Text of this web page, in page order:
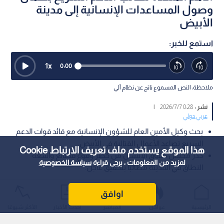
هذا الموقع يستخدم ملف تعريف الارتباط Cookie
لمزيد من المعلومات ، يرجى قراءةسياسة الخصوصية
اوافق
وصول المساعدات الإنسانية إلى مدينة
الأبيض
استمع للخبر:
0:00
1x
ملاحظة: النص المسموع ناتج عن نظام آلي
نشر :0:28 2026/7/7
|
عربي دولي
بحث وكيل الأمين العام للشؤون الإنسانية مع قائد قوات الدعم
حذر مجلس حقوق الإنسان من خطر وقوع فظائع واسعة
النطاق في المدينة مطالبا بتحقيق عاجل.
أجرى وكيل الأمين العام للأمم المتحدة للشؤون الإنسانية، توم
فليتشر، اتصالا يوم الاثنين بقائد قوات الدعم السريع في السودان
محمد حمدان دقلو "حميدتي"، لمناقشة التصاعد الخطير للأعمال
عواجل المباشر أحدث الأخبار